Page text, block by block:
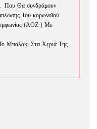
Που Θα συνδράμουν
Του κορωνοϊού
(ΑΟΖ ) Με
Στα Χεριά Της